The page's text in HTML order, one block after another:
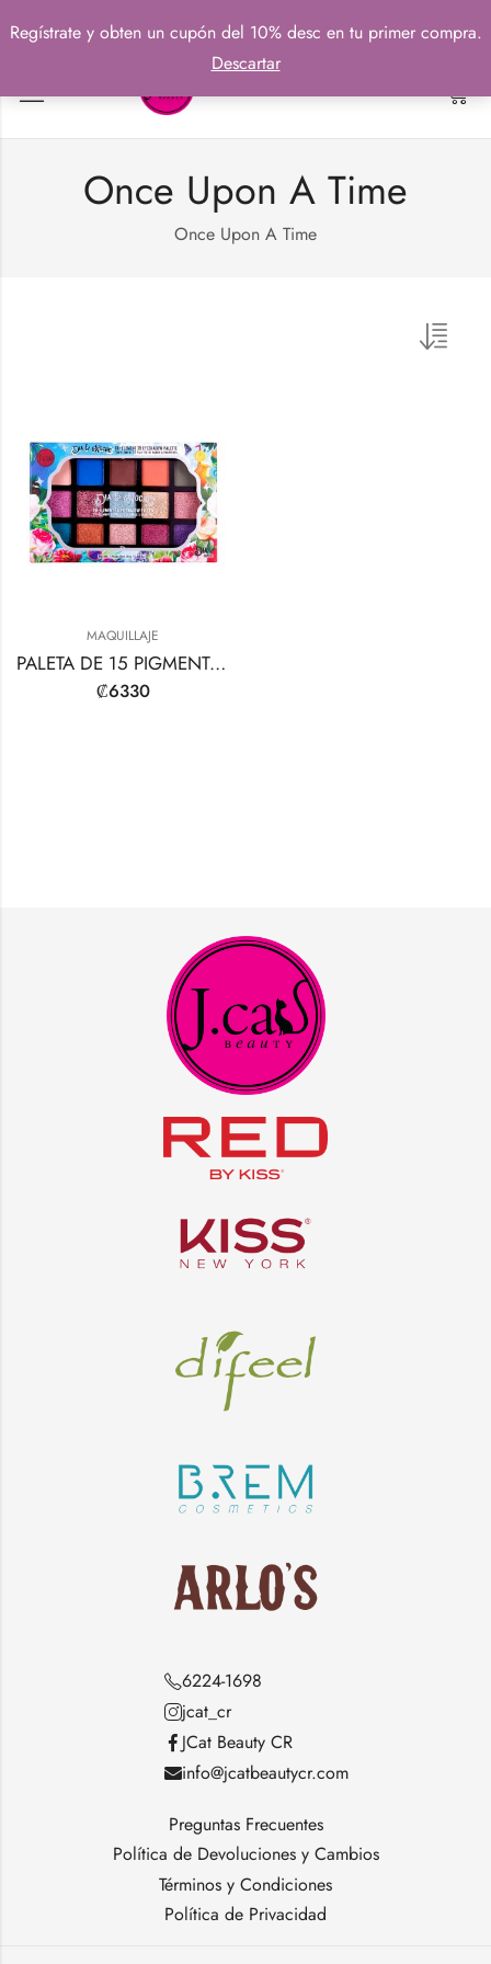
Once Upon A Time
Once Upon A Time
MAQUILLAJE
PALETA DE 15 PIGMENTOS TRI-ELEMENT DE DIA & NOCHE
₡6330
6224-1698
jcat_cr
JCat Beauty CR
info@jcatbeautycr.com
Preguntas Frecuentes
Política de Devoluciones y Cambios
Términos y Condiciones
Política de Privacidad
Regístrate y obten un cupón del 10% desc en tu primer compra.
Descartar